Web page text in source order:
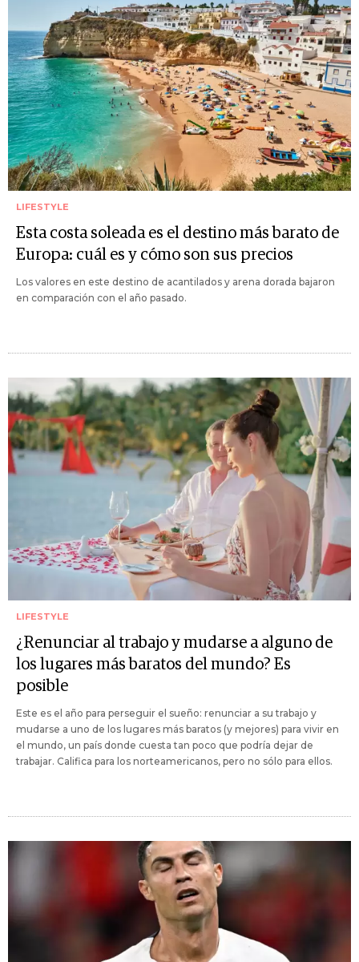
LIFESTYLE
Esta costa soleada es el destino más barato de
Europa: cuál es y cómo son sus precios
Los valores en este destino de acantilados y arena dorada bajaron
en comparación con el año pasado.
LIFESTYLE
¿Renunciar al trabajo y mudarse a alguno de
los lugares más baratos del mundo? Es
posible
Este es el año para perseguir el sueño: renunciar a su trabajo y
mudarse a uno de los lugares más baratos (y mejores) para vivir en
el mundo, un país donde cuesta tan poco que podría dejar de
trabajar. Califica para los norteamericanos, pero no sólo para ellos.